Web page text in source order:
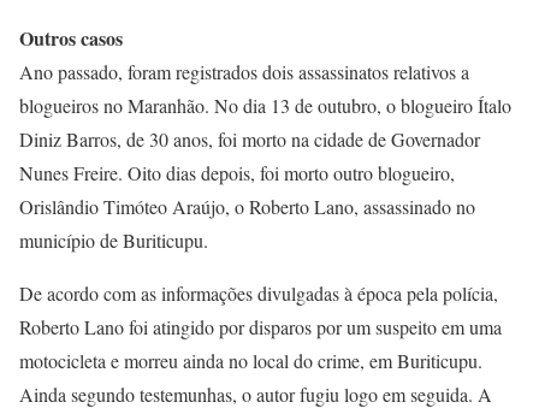
Outros casos
Ano passado, foram registrados dois assassinatos relativos a
blogueiros no Maranhão. No dia 13 de outubro, o blogueiro Ítalo
Diniz Barros, de 30 anos, foi morto na cidade de Governador
Nunes Freire. Oito dias depois, foi morto outro blogueiro,
Orislândio Timóteo Araújo, o Roberto Lano, assassinado no
município de Buriticupu.
De acordo com as informações divulgadas à época pela polícia,
Roberto Lano foi atingido por disparos por um suspeito em uma
motocicleta e morreu ainda no local do crime, em Buriticupu.
Ainda segundo testemunhas, o autor fugiu logo em seguida. A